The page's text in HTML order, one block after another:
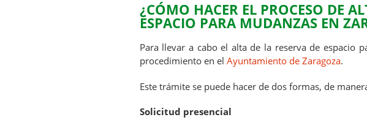
¿CÓMO HACER EL PROCESO DE
ESPACIO PARA MUDANZAS EN
Para llevar a cabo el alta de la reserva de espacio
procedimiento en el Ayuntamiento de Zaragoza.
Este trámite se puede hacer de dos formas, de
Solicitud presencial